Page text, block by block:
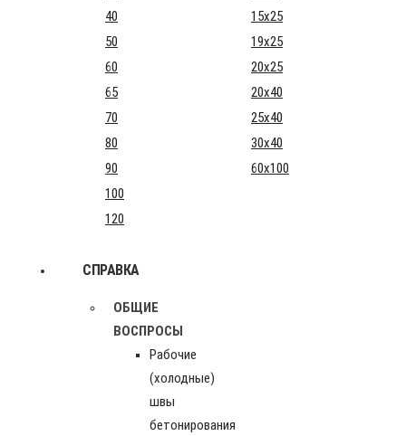
40
15x25
50
19x25
60
20x25
65
20x40
70
25x40
80
30x40
90
60x100
100
120
СПРАВКА
ОБЩИЕ
ВОСПРОСЫ
Рабочие
(холодные)
швы
бетонирования